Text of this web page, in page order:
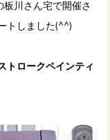
板川さん宅で開催さ
トしました(^^)
トロークペインティ